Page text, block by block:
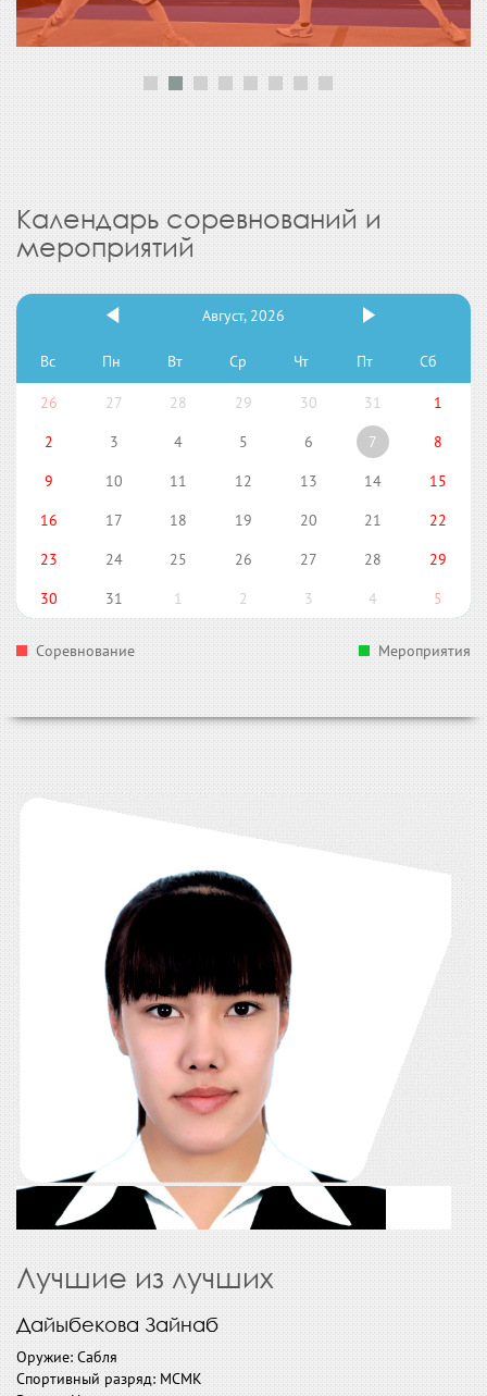
Календарь соревнований и
мероприятий
Август, 2026
Вс Пн Вт Ср Чт Пт Сб
26 27 28 29 30 31
1
2
3 4 5 6 7
8
9
10 11 12 13 14
15
16
17 18 19 20 21
22
23
24 25 26 27 28
29
30
31 1 2 3 4 5
Соревнование Мероприятия
Лучшие из лучших
Дайыбекова Зайнаб
Оружие: Сабля
Спортивный разряд: МСМК